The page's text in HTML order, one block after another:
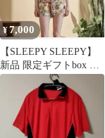
¥7,000
【SLEEPY SLEEPY】
新品 限定ギフトbox &
紙袋付き